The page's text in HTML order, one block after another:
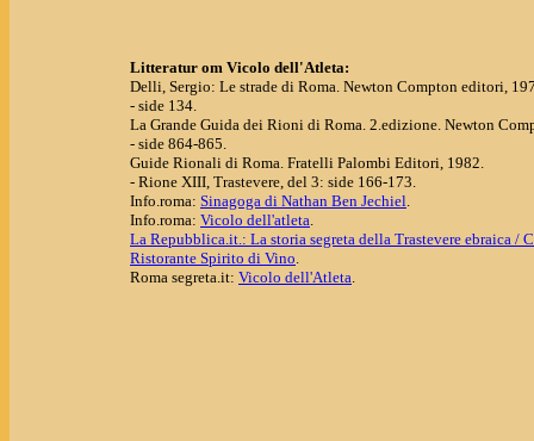
Litteratur om Vicolo dell'Atleta:
Delli, Sergio: Le strade di Roma. Newton Compton editori,
- side 134.
La Grande Guida dei Rioni di Roma. 2.edizione. Newton
- side 864-865.
Guide Rionali di Roma. Fratelli Palombi Editori, 1982.
- Rione XIII, Trastevere, del 3: side 166-173.
Info.roma: Sinagoga di Nathan Ben Jechiel.
Info.roma: Vicolo dell'atleta.
La Repubblica.it.: La storia segreta della Trastevere ebraica /
Ristorante Spirito di Vino.
Roma segreta.it: Vicolo dell'Atleta.